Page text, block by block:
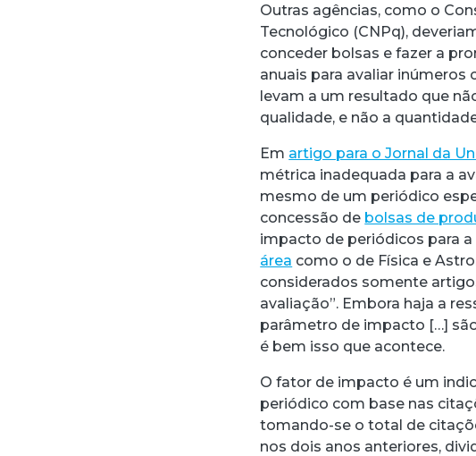
Outras agências, como o
Tecnológico (CNPq),
conceder bolsas e fazer a
anuais para avaliar
levam a um resultado que
qualidade, e não a
Em artigo para o Jornal da
métrica inadequada para a
mesmo de um periódico
concessão de bolsas de
impacto de periódicos para
área como o de Física e
considerados somente
avaliação”. Embora haja a
parâmetro de impacto […]
é bem isso que acontece.
O fator de impacto é um
periódico com base nas
tomando-se o total de
nos dois anos anteriores,